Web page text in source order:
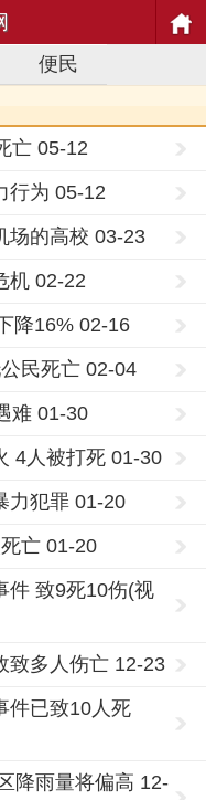
便民
亡 05-12
行为 05-12
场的高校 03-23
机 02-22
降16% 02-16
民死亡 02-04
难 01-30
4人被打死 01-30
力犯罪 01-20
亡 01-20
件 致9死10伤(视
致多人伤亡 12-23
件已致10人死
降雨量将偏高 12-